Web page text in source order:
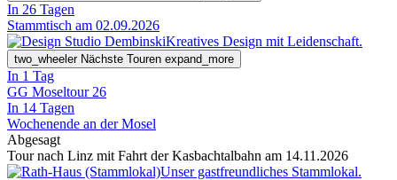
In 26 Tagen
Stammtisch am 02.09.2026
Kreatives Design mit Leidenschaft.
two_wheeler Nächste Touren expand_more
In 1 Tag
GG Moseltour 26
In 14 Tagen
Wochenende an der Mosel
Abgesagt
Tour nach Linz mit Fahrt der Kasbachtalbahn am 14.11.2026
Unser gastfreundliches Stammlokal.